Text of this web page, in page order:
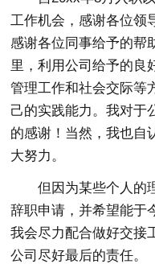
工作机会，感谢各位领
感谢各位同事给予的帮
里，利用公司给予的良
管理工作和社会交际等
己的实践能力。我对于
的感谢！当然，我也自
大努力。
但因为某些个人的
辞职申请，并希望能于
我会尽力配合做好交接
公司尽好最后的责任。